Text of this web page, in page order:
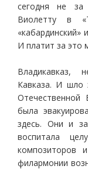
сегодня не за
Виолетту в
И платит за это
Владикавказ,
Кавказа. И шло
Отечественной
была
здесь. Они и
воспитала
композиторов
филармонии